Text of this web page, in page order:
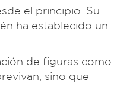
el principio. Su
ha establecido un
de figuras como
sino que